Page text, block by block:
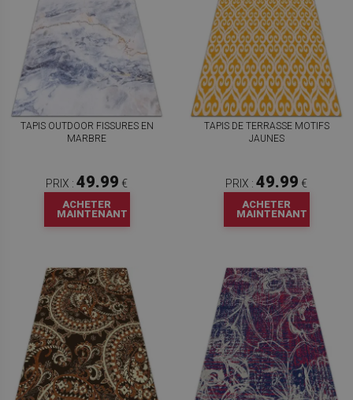
TAPIS OUTDOOR FISSURES EN
MARBRE
PRIX : 49.99 €
ACHETER
MAINTENANT
TAPIS DE TERRASSE MOTIFS
JAUNES
PRIX : 49.99 €
ACHETER
MAINTENANT